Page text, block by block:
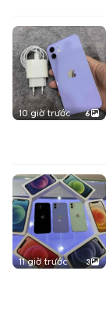
10 giờ trước 6
11 giờ trước 3